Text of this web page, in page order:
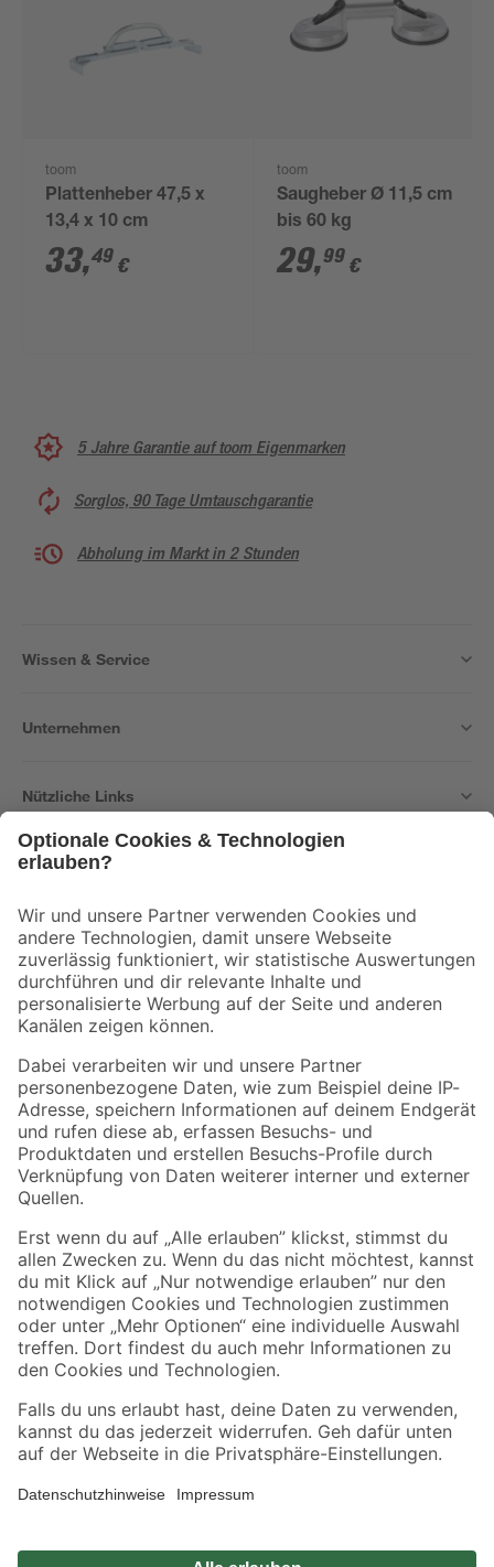
toom
Plattenheber 47,5 x
13,4 x 10 cm
33,49 €
toom
Saugheber Ø 11,5 cm
bis 60 kg
29,99 €
5 Jahre Garantie auf toom Eigenmarken
Sorglos, 90 Tage Umtauschgarantie
Abholung im Markt in 2 Stunden
Wissen & Service
Unternehmen
Nützliche Links
Der toom Newsletter: Keine Angebote und Aktionen mehr verpassen!
Zur Newsletter Anmeldung
Folge uns
Zahlungsarten Versandarten
Sicher einkaufen
Jetzt die toom-App herunterladen
Alle Preisangaben in EUR inkl. gesetzl. MwSt.. Die dargestellten Angebote sind unter
Umständen nicht in allen Märkten verfügbar. Die angegebenen Verfügbarkeiten beziehen
Produkte nur solange der Vorrat reicht.
*Paketversand ab 59 € versandkostenfrei, gilt nicht für Artikel mit Speditionsversand, hier